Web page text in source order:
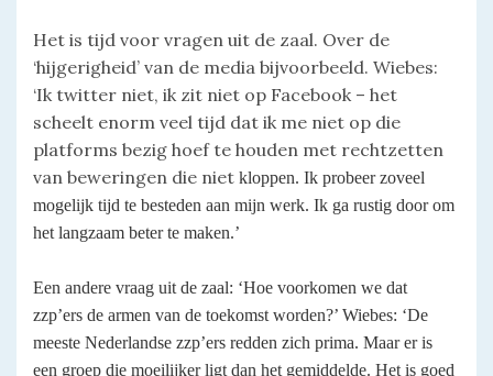
Het is tijd voor vragen uit de zaal. Over de
‘hijgerigheid’ van de media bijvoorbeeld. Wiebes:
‘Ik twitter niet, ik zit niet op Facebook – het
scheelt enorm veel tijd dat ik me niet op die
platforms bezig hoef te houden met rechtzetten
van beweringen die niet kloppen. Ik probeer zoveel
mogelijk tijd te besteden aan mijn werk. Ik ga rustig door om
het langzaam beter te maken.’
Een andere vraag uit de zaal: ‘Hoe voorkomen we dat
zzp’ers de armen van de toekomst worden?’ Wiebes: ‘De
meeste Nederlandse zzp’ers redden zich prima. Maar er is
een groep die moeilijker ligt dan het gemiddelde. Het is goed